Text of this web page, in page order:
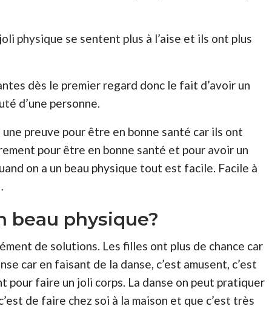
physique se sentent plus à l’aise et ils ont plus
dès le premier regard donc le fait d’avoir un
d’une personne.
preuve pour être en bonne santé car ils ont
pour être en bonne santé et pour avoir un
on a un beau physique tout est facile. Facile à
beau physique?
de solutions. Les filles ont plus de chance car
car en faisant de la danse, c’est amusent, c’est
pour faire un joli corps. La danse on peut pratiquer
de faire chez soi à la maison et que c’est très